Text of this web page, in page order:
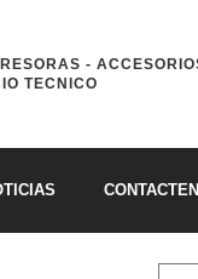
-
TECNICO